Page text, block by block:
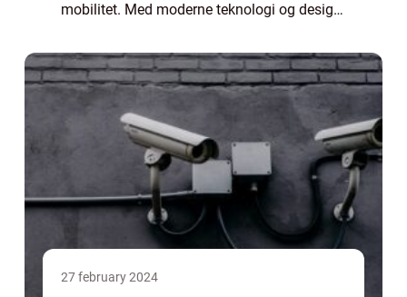
mobilitet. Med moderne teknologi og design,
måde...
27 february 2024